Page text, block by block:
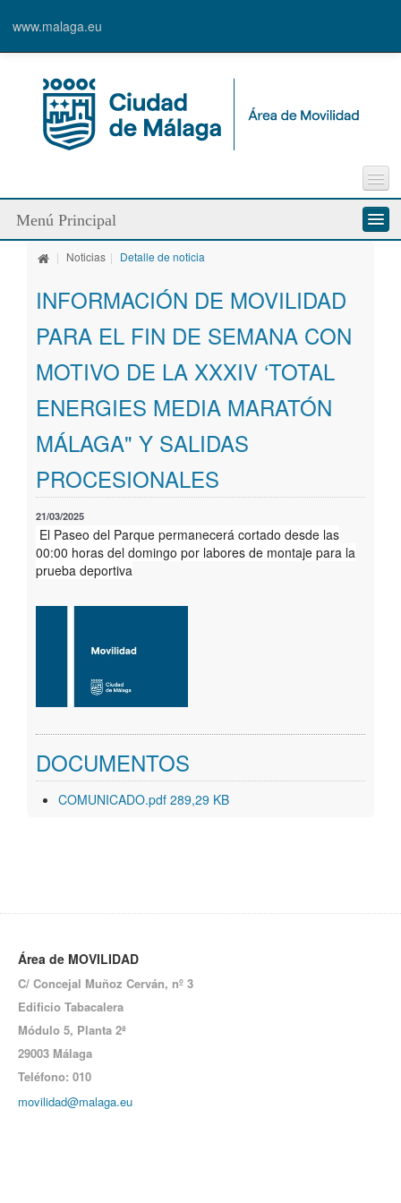
www.malaga.eu
Incidencia vía pública
Sugerencias
Menú Principal
Quienes somos
Servicios
Modos de desplazamiento
Líneas de trabajo
Geoportal
| Noticias | Detalle de noticia
INFORMACIÓN DE MOVILIDAD
PARA EL FIN DE SEMANA CON
MOTIVO DE LA XXXIV ‘TOTAL
ENERGIES MEDIA MARATÓN
MÁLAGA" Y SALIDAS
PROCESIONALES
21/03/2025
El Paseo del Parque permanecerá cortado desde las
00:00 horas del domingo por labores de montaje para la
prueba deportiva
DOCUMENTOS
COMUNICADO.pdf 289,29 KB
Área de MOVILIDAD
C/ Concejal Muñoz Cerván, nº 3
Edificio Tabacalera
Módulo 5, Planta 2ª
29003 Málaga
Teléfono: 010
movilidad@malaga.eu